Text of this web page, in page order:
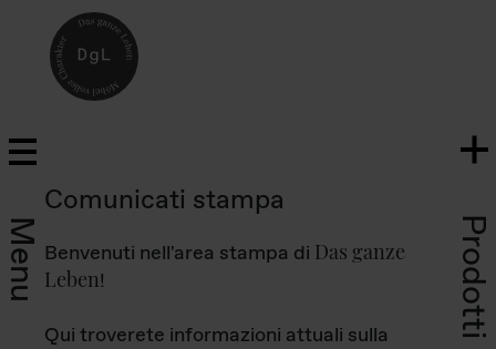
Menu Prodotti
Comunicati stampa
Benvenuti nell'area stampa di Das ganze
Leben!
Qui troverete informazioni attuali sulla